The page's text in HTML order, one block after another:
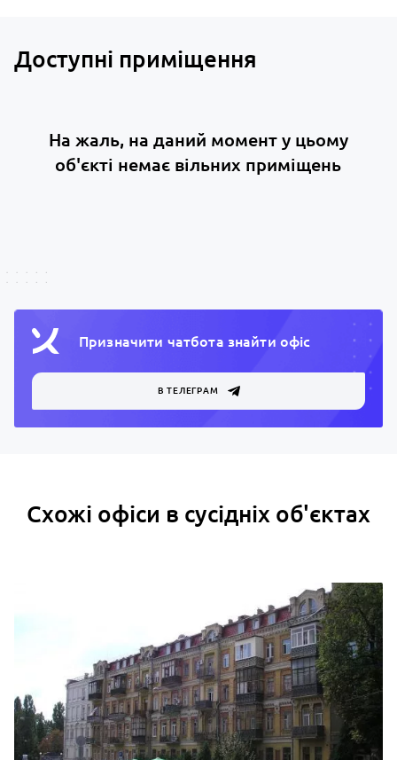
Доступні приміщення
На жаль, на даний момент у цьому
об'єкті немає вільних приміщень
Призначити чатбота знайти офiс
В ТЕЛЕГРАМ
Схожі офіси в сусідніх об'єктах